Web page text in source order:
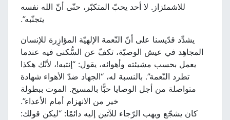
للاشمئزاز. لا أحد يحبّ المتكبّر، حتّى أنّ الله نفسه
يتجنّبه”.
يشدِّد قدّيسنا على أنّ النّعمة الإلهيّة المؤازِرة للإنسان
المجاهِد في عيش الوصيّة، تكفّ عن السُّكنى فيه عندما
يعمل بحسب مشيئته وأهوائه، يقول: “إنتبه!، لأنّك هكذا
تطرد النّعمة”. بالنسبة له، “الجهاد ضدّ الأهواء شهادة
متواصلة من أجل الوصايا حبًّا بالمسيح. الموت ببطولة
خير من الانهزام أمام الأعداء”.
كان يشجّع ويهب الرّجاء للآتين إليه دائمًا: “ليكن قولك: